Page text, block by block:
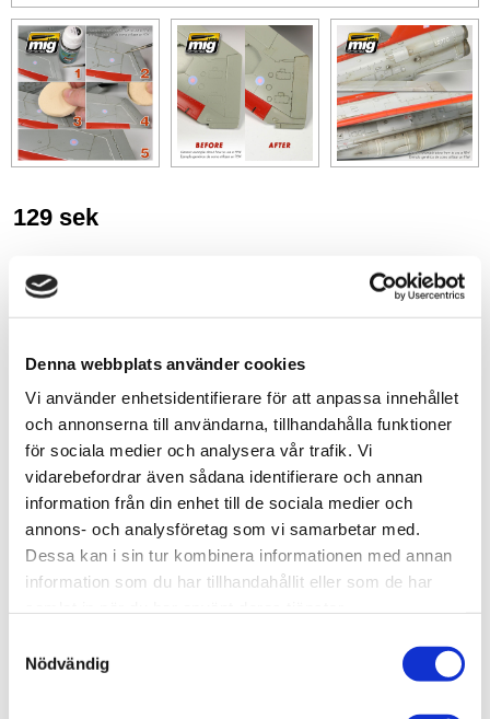
Denna webbplats använder cookies
Vi använder enhetsidentifierare för att anpassa innehållet
och annonserna till användarna, tillhandahålla funktioner
för sociala medier och analysera vår trafik. Vi
vidarebefordrar även sådana identifierare och annan
information från din enhet till de sociala medier och
annons- och analysföretag som vi samarbetar med.
Dessa kan i sin tur kombinera informationen med annan
information som du har tillhandahållit eller som de har
Nödvändig
129 sek
-
Lagerstatus
1 st i lager
Artikelnr
AMIG7415
Leveranstid
skickas från oss inom 0-1 vardagar
Allmänt